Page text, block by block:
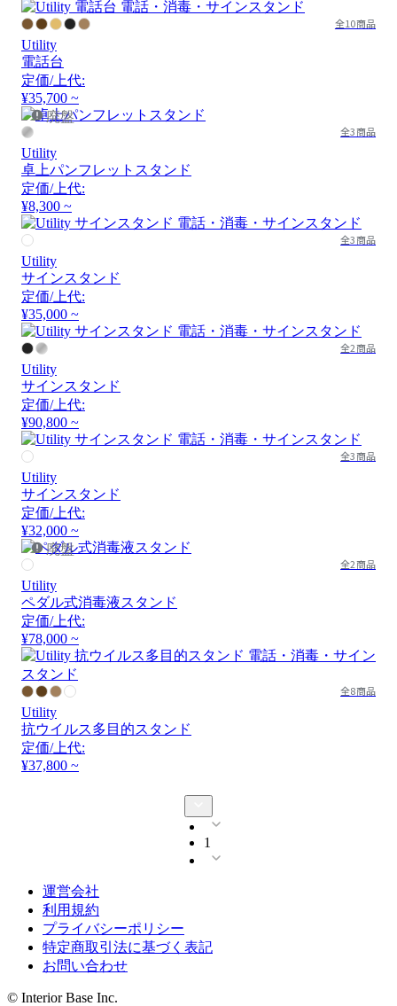
全10商品
Utility
電話台
定価/上代:
¥35,700 ~
廃盤
全3商品
Utility
卓上パンフレットスタンド
定価/上代:
¥8,300 ~
全3商品
Utility
サインスタンド
定価/上代:
¥35,000 ~
全2商品
Utility
サインスタンド
定価/上代:
¥90,800 ~
全3商品
Utility
サインスタンド
定価/上代:
¥32,000 ~
廃盤
全2商品
Utility
ペダル式消毒液スタンド
定価/上代:
¥78,000 ~
全8商品
Utility
抗ウイルス多目的スタンド
定価/上代:
¥37,800 ~
1
運営会社
利用規約
プライバシーポリシー
特定商取引法に基づく表記
お問い合わせ
© Interior Base Inc.